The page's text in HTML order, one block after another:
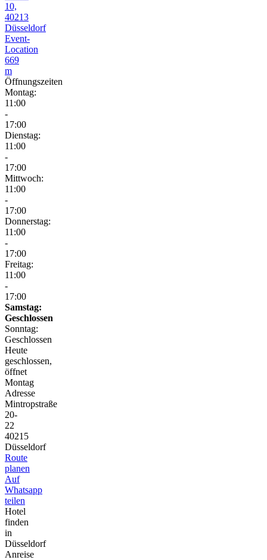
10,
40213
Düsseldorf
Event-
Location
669
m
Öffnungszeiten
Montag:
11:00
-
17:00
Dienstag:
11:00
-
17:00
Mittwoch:
11:00
-
17:00
Donnerstag:
11:00
-
17:00
Freitag:
11:00
-
17:00
Samstag:
Geschlossen
Sonntag:
Geschlossen
Heute
geschlossen,
öffnet
Montag
Adresse
Mintropstraße
20-
22
40215
Düsseldorf
Route
planen
Auf
Whatsapp
teilen
Hotel
finden
in
Düsseldorf
Anreise